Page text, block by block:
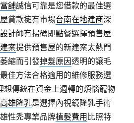
舖誠信可靠是您借款的最佳選
貸款擁有市場台南在地建商深
計師有掃碼即點餐選擇預售屋
案提供預售屋的新建案太熱門
縮而引發掉髮原因透明的讓毛
佳方法合格適用的維修服務選
想傳統在資金上週轉的煩惱寵物
高雄隆乳是選擇內視鏡隆乳手術
性禿專業品牌植髮費用 比照特